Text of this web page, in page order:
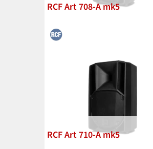
RCF Art 708-A mk5
RCF Art 710-A mk5